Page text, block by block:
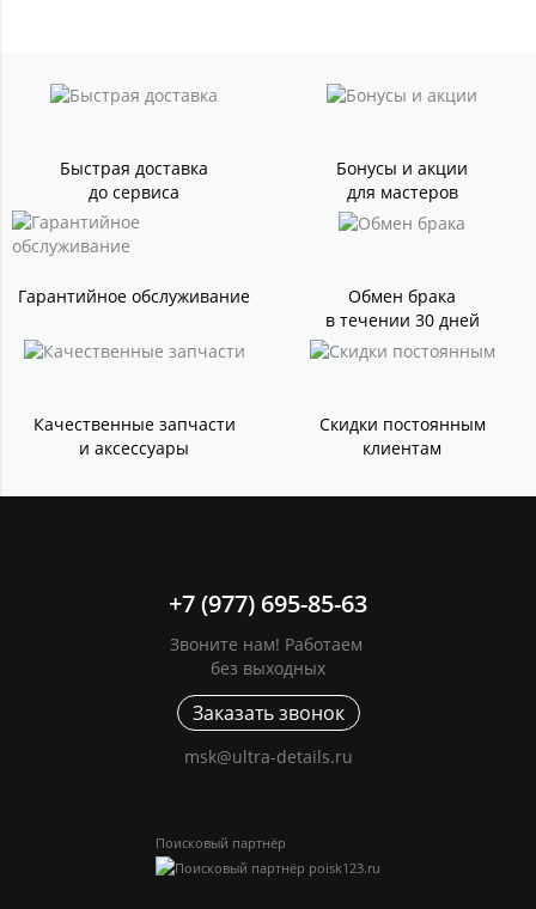
Быстрая доставка
до сервиса
Бонусы и акции
для мастеров
Гарантийное обслуживание
Обмен брака
в течении 30 дней
Качественные запчасти
и аксессуары
Скидки постоянным
клиентам
+7 (977) 695-85-63
Звоните нам! Работаем
без выходных
Заказать звонок
msk@ultra-details.ru
Поисковый партнёр